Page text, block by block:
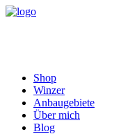
Shop
Winzer
Anbaugebiete
Über mich
Blog